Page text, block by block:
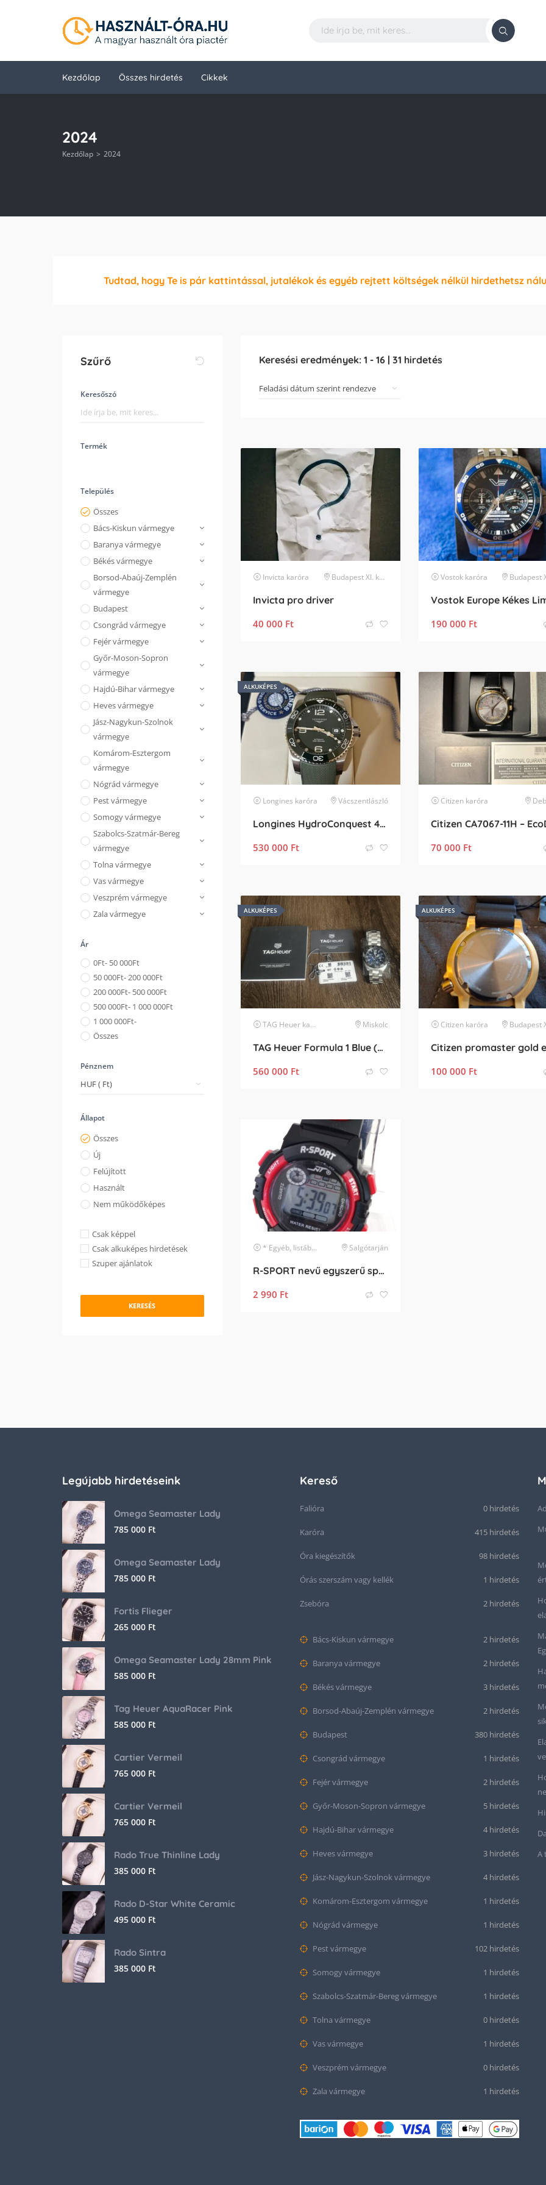
Kezdőlap Összes hirdetés Cikkek
2024
Kezdőlap 2024
Tudtad, hogy Te is pár kattintással, jutalékok és egyéb rejtett költségek nélkül hirdethetsz
Szűrő
Keresőszó
Termék
Település
Összes
Bács-Kiskun vármegye
Baranya vármegye
Békés vármegye
Borsod-Abaúj-Zemplén
vármegye
Budapest
Csongrád vármegye
Fejér vármegye
Győr-Moson-Sopron
vármegye
Hajdú-Bihar vármegye
Heves vármegye
Jász-Nagykun-Szolnok
vármegye
Komárom-Esztergom
vármegye
Nógrád vármegye
Pest vármegye
Somogy vármegye
Szabolcs-Szatmár-Bereg
vármegye
Tolna vármegye
Vas vármegye
Veszprém vármegye
Zala vármegye
Ár
0Ft- 50 000Ft
50 000Ft- 200 000Ft
200 000Ft- 500 000Ft
500 000Ft- 1 000 000Ft
1 000 000Ft-
Összes
Pénznem
Állapot
Összes
Új
Felújított
Használt
Nem működőképes
Csak képpel
Csak alkuképes hirdetések
Szuper ajánlatok
KERESÉS
Keresési eredmények: 1 - 16| 31 hirdetés
Invicta karóra Budapest XI. kerület
Invicta pro driver
40 000 Ft
Vostok karóra Budapest XIV.
190 000 Ft
ALKUKÉPES
Longines karóra Vácszentlászló
Longines HydroConquest 41 mm automata, zöld, full set
530 000 Ft
Citizen karóra
70 000 Ft
ALKUKÉPES
TAG Heuer karóra Miskolc
TAG Heuer Formula 1 Blue (CAZ101AV) – Hordatlan, Regisztrált garanciával
560 000 Ft
ALKUKÉPES
Citizen karóra Budapest X.
100 000 Ft
* Egyéb, listában nem szereplő márka Salgótarján
R-SPORT nevű egyszerű sport karóra
2 990 Ft
Legújabb hirdetéseink
Omega Seamaster Lady
785 000 Ft
Omega Seamaster Lady
785 000 Ft
Fortis Flieger
265 000 Ft
Omega Seamaster Lady 28mm Pink
585 000 Ft
Tag Heuer AquaRacer Pink
585 000 Ft
Cartier Vermeil
765 000 Ft
Cartier Vermeil
765 000 Ft
Rado True Thinline Lady
385 000 Ft
Rado D-Star White Ceramic
495 000 Ft
Rado Sintra
385 000 Ft
Kereső
Falióra 0 hirdetés
Karóra 415 hirdetés
Óra kiegészítők 98 hirdetés
Órás szerszám vagy kellék 1 hirdetés
Zsebóra 2 hirdetés
Bács-Kiskun vármegye 2 hirdetés
Baranya vármegye 2 hirdetés
Békés vármegye 3 hirdetés
Borsod-Abaúj-Zemplén vármegye 2 hirdetés
Budapest 380 hirdetés
Csongrád vármegye 1 hirdetés
Fejér vármegye 2 hirdetés
Győr-Moson-Sopron vármegye 5 hirdetés
Hajdú-Bihar vármegye 4 hirdetés
Heves vármegye 3 hirdetés
Jász-Nagykun-Szolnok vármegye 4 hirdetés
Komárom-Esztergom vármegye 1 hirdetés
Nógrád vármegye 1 hirdetés
Pest vármegye 102 hirdetés
Somogy vármegye 1 hirdetés
Szabolcs-Szatmár-Bereg vármegye 1 hirdetés
Tolna vármegye 0 hirdetés
Vas vármegye 1 hirdetés
Veszprém vármegye 0 hirdetés
Zala vármegye 1 hirdetés
A